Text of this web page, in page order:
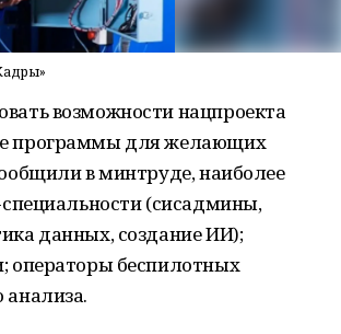
возможности нацпроекта
программы для желающих
в минтруде, наиболее
(сисадмины,
данных, создание ИИ);
операторы беспилотных